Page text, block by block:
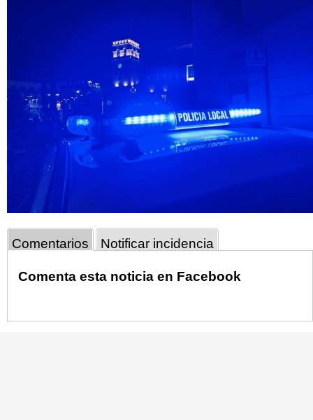
Comentarios Notificar incidencia
Comenta esta noticia en Facebook